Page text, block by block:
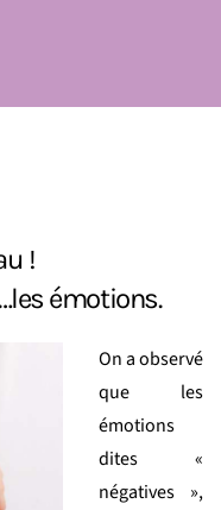
!
émotions.
On a observé
que les
émotions
dites «
négatives »,